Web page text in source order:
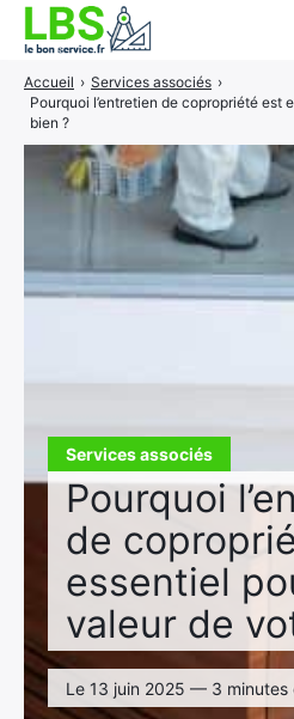
Services associés
Pourquoi
de
essentiel
valeur de
Le 13 juin 2025 — 3 minutes
Accueil › Services associés ›
Pourquoi l’entretien de copropriété est
bien ?
Gros oeuvre
Aménagement intérieur
Piscine et jardin
Services associés